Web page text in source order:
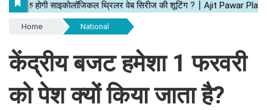
Home National
केंद्रीय बजट हमेशा 1 फरवरी
को पेश क्यों किया जाता है?